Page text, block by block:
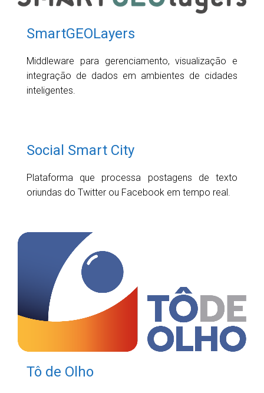
SmartGEOLayers
Middleware para gerenciamento, visualização e
integração de dados em ambientes de cidades
inteligentes.
Social Smart City
Plataforma que processa postagens de texto
oriundas do Twitter ou Facebook em tempo real.
Tô de Olho